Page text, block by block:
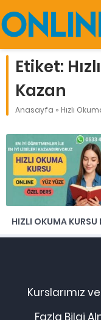
Etiket:
Kazan
Anasayfa » Hızlı
HIZLI OKUMA KURSU
Kurslarımız
Fazla Bilgi